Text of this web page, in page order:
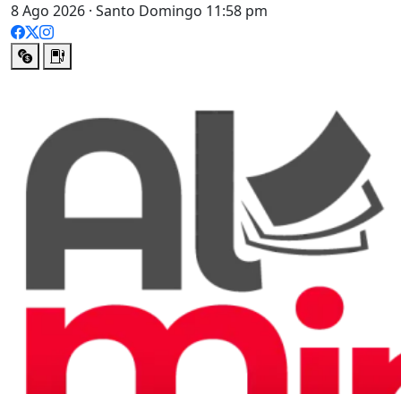
8 Ago 2026 · Santo Domingo 11:58 pm